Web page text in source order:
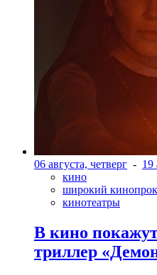
06 августа, четверг - 19
кино
широкий
кинотеатры
В кино
триллер